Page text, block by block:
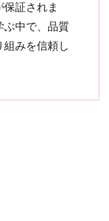
証されま
ぶ中で、品質
組みを信頼し